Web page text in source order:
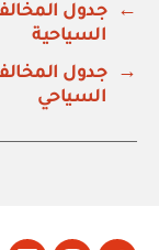
←
جدول
السياحية
→
جدول
السياحي